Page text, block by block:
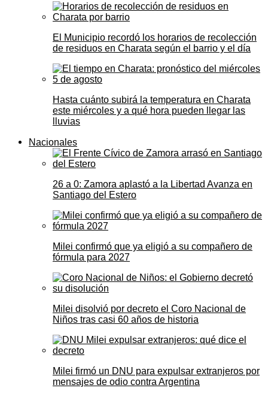
El Municipio recordó los horarios de recolección
de residuos en Charata según el barrio y el día
Hasta cuánto subirá la temperatura en Charata
este miércoles y a qué hora pueden llegar las
lluvias
Nacionales
26 a 0: Zamora aplastó a la Libertad Avanza en
Santiago del Estero
Milei confirmó que ya eligió a su compañero de
fórmula para 2027
Milei disolvió por decreto el Coro Nacional de
Niños tras casi 60 años de historia
Milei firmó un DNU para expulsar extranjeros por
mensajes de odio contra Argentina